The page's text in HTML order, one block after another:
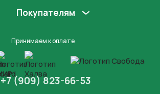
Покупателям
Принимаем к оплате
+7 (909) 823-66-53